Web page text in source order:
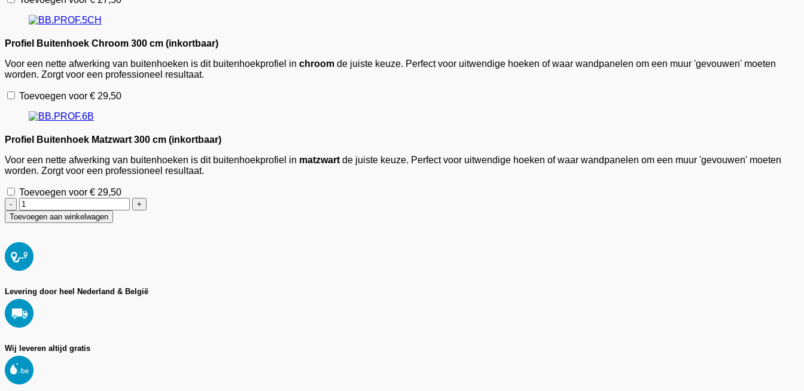
Profiel Buitenhoek Chroom 300 cm (inkortbaar)
Voor een nette afwerking van buitenhoeken is dit buitenhoekprofiel in chroom de juiste keuze. Perfect voor uitwendige hoeken of waar wandpanelen om een muur 'gevouwen' moeten
worden. Zorgt voor een professioneel resultaat.
Toevoegen voor € 29,50
Profiel Buitenhoek Matzwart 300 cm (inkortbaar)
Voor een nette afwerking van buitenhoeken is dit buitenhoekprofiel in matzwart de juiste keuze. Perfect voor uitwendige hoeken of waar wandpanelen om een muur 'gevouwen' moeten
worden. Zorgt voor een professioneel resultaat.
Toevoegen voor € 29,50
Klik-
Wandpaneel
Lime
92
x
260
(inkortbaar)
aantal
Toevoegen aan winkelwagen
Levering door heel Nederland & België
Wij leveren altijd gratis